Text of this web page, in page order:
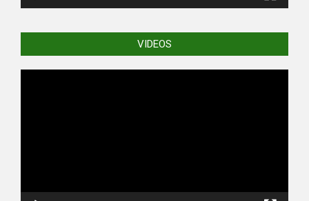
VIDEOS